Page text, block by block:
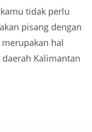
tidak perlu
pisang dengan
hal
Kalimantan